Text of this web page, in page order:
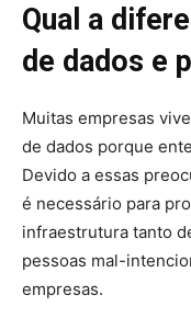
Qual a
de dados e
Muitas empresas
de dados porque
Devido a essas
é necessário para
infraestrutura tanto
pessoas mal-
empresas.